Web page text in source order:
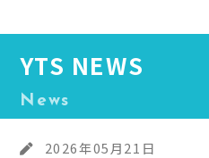
YTS NEWS
News
2026年05月21日